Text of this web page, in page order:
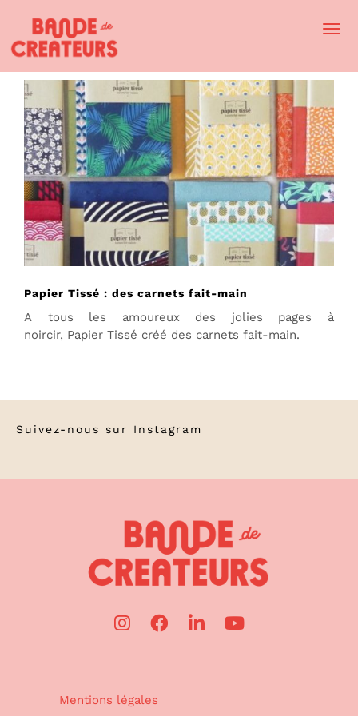
Papier Tissé : des carnets fait-main
A tous les amoureux des jolies pages à
noircir, Papier Tissé créé des carnets fait-main.
Suivez-nous sur Instagram
Mentions légales